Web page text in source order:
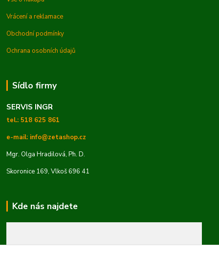
Vrácení a reklamace
Obchodní podmínky
Ochrana osobních údajů
Sídlo firmy
SERVIS INGR
tel.: 518 625 861
e-mail: info@zetashop.cz
Mgr. Olga Hradilová, Ph. D.
Skoronice 169, Vlkoš 696 41
Kde nás najdete